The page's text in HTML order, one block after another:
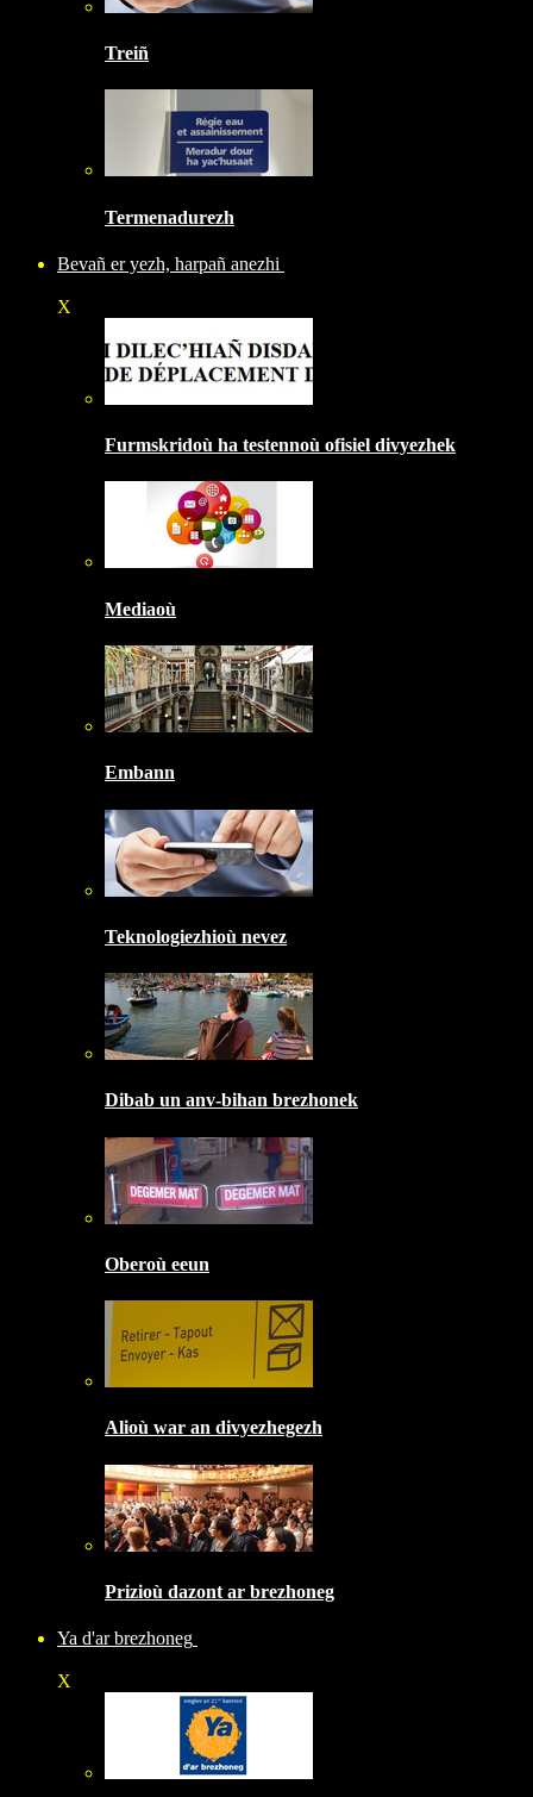
Treiñ
Termenadurezh
Bevañ er yezh, harpañ anezhi
X
Furmskridoù ha testennoù ofisiel divyezhek
Mediaoù
Embann
Teknologiezhioù nevez
Dibab un anv-bihan brezhonek
Oberoù eeun
Alioù war an divyezhegezh
Prizioù dazont ar brezhoneg
Ya d'ar brezhoneg
X